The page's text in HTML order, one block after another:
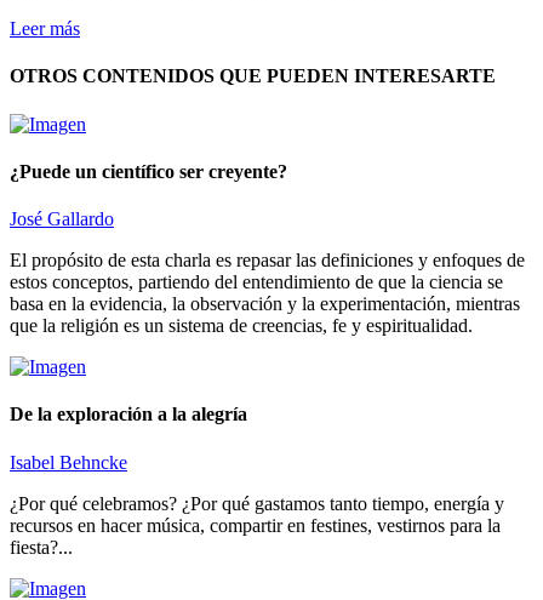
Leer más
OTROS CONTENIDOS QUE PUEDEN INTERESARTE
¿Puede un científico ser creyente?
José Gallardo
El propósito de esta charla es repasar las definiciones y enfoques de
estos conceptos, partiendo del entendimiento de que la ciencia se
basa en la evidencia, la observación y la experimentación, mientras
que la religión es un sistema de creencias, fe y espiritualidad.
De la exploración a la alegría
Isabel Behncke
¿Por qué celebramos? ¿Por qué gastamos tanto tiempo, energía y
recursos en hacer música, compartir en festines, vestirnos para la
fiesta?...